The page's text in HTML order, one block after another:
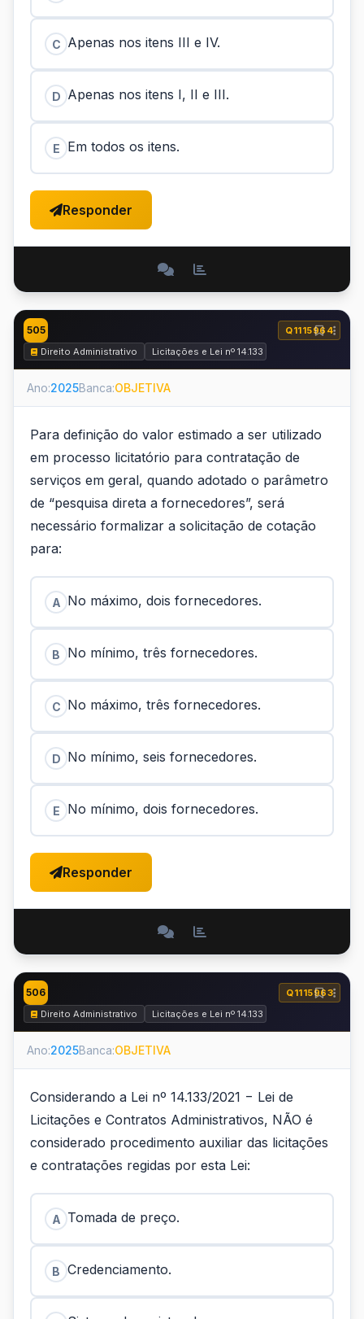
C Apenas nos itens III e IV.
D Apenas nos itens I, II e III.
E Em todos os itens.
Responder
505
Q1115964
Direito Administrativo
Licitações e Lei nº 14.133 de 2021
Ano:2025Banca:OBJETIVA
Para definição do valor estimado a ser utilizado
em processo licitatório para contratação de
serviços em geral, quando adotado o parâmetro
de “pesquisa direta a fornecedores”, será
necessário formalizar a solicitação de cotação
para:
A No máximo, dois fornecedores.
B No mínimo, três fornecedores.
C No máximo, três fornecedores.
D No mínimo, seis fornecedores.
E No mínimo, dois fornecedores.
Responder
506
Q1115963
Direito Administrativo
Licitações e Lei nº 14.133 de 2021
Ano:2025Banca:OBJETIVA
Considerando a Lei nº 14.133/2021 − Lei de
Licitações e Contratos Administrativos, NÃO é
considerado procedimento auxiliar das licitações
e contratações regidas por esta Lei:
A Tomada de preço.
B Credenciamento.